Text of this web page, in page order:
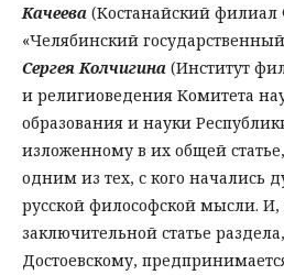
Качеева (Костанайский
«Челябинский
Сергея Колчигина (Институт
и религиоведения Комитета
образования и науки
изложенному в их общей
одним из тех, с кого начались
русской философской мысли. И,
заключительной статье
Достоевскому,